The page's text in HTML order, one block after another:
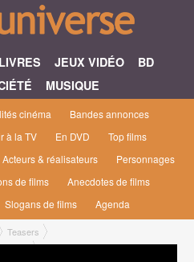
LIVRES JEUX VIDÉO
BD
MUSIQUE
cinéma
Bandes annonces
à la TV En DVD
Top films
Acteurs & réalisateurs
Personnages
de films
Anecdotes de films
Slogans de films Agenda
Teasers